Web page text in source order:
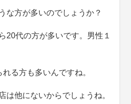
な方が多いのでしょうか？
20代の方が多いです。男性１
る方も多いんですね。
は他にないからでしょうね。